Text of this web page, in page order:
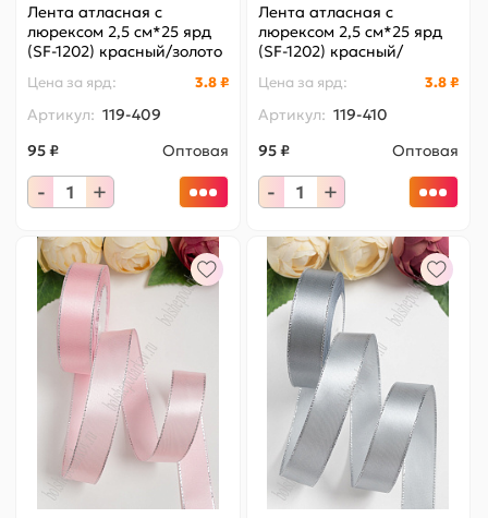
Лента атласная с
люрексом 2,5 см*25 ярд
(SF-1202) красный/золото
Цена за ярд: 3.8 ₽
Артикул: 119-409
95 ₽
Оптовая
- +
Лента атласная с
люрексом 2,5 см*25 ярд
(SF-1202) красный/
Цена за ярд: 3.8 ₽
Артикул: 119-410
95 ₽
Оптовая
- +